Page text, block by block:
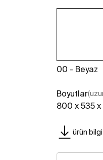
00 - Beyaz
Boyutlar
800 x 535
ürün